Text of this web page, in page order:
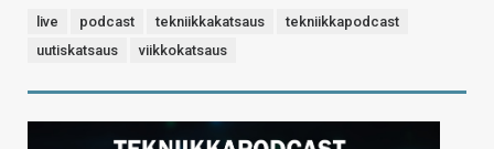
live podcast tekniikkakatsaus
tekniikkapodcast
uutiskatsaus
viikkokatsaus